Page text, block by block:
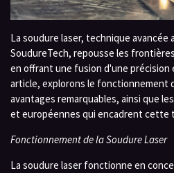
La soudure laser, technique
SoudureTech, repousse les
en offrant une fusion d'une précision
article, explorons le fonctionnement
avantages remarquables, ainsi que
et européennes qui encadrent cette
Fonctionnement de la Soudure Laser
La soudure laser fonctionne en